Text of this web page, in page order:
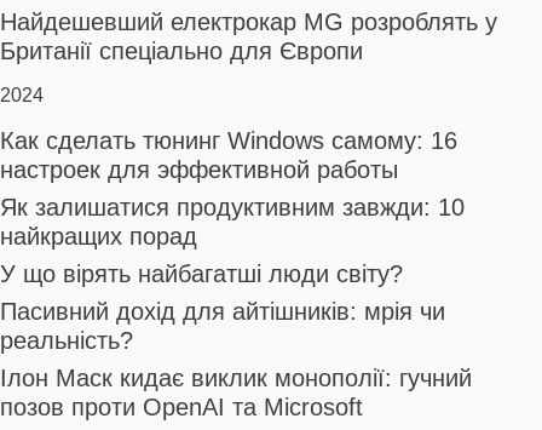
Найдешевший електрокар MG розроблять у
Британії спеціально для Європи
2024
Как сделать тюнинг Windows самому: 16
настроек для эффективной работы
Як залишатися продуктивним завжди: 10
найкращих порад
У що вірять найбагатші люди світу?
Пасивний дохід для айтішників: мрія чи
реальність?
Ілон Маск кидає виклик монополії: гучний
позов проти OpenAI та Microsoft